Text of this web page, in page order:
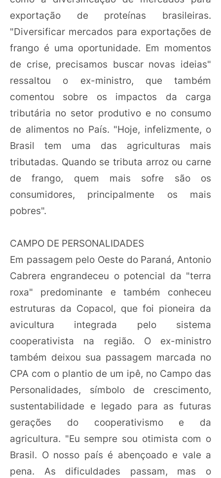
exportação de proteínas brasileiras.
"Diversificar mercados para exportações de
frango é uma oportunidade. Em momentos
de crise, precisamos buscar novas ideias"
ressaltou o ex-ministro, que também
comentou sobre os impactos da carga
tributária no setor produtivo e no consumo
de alimentos no País. "Hoje, infelizmente, o
Brasil tem uma das agriculturas mais
tributadas. Quando se tributa arroz ou carne
de frango, quem mais sofre são os
consumidores, principalmente os mais
pobres".
CAMPO DE PERSONALIDADES
Em passagem pelo Oeste do Paraná, Antonio
Cabrera engrandeceu o potencial da "terra
roxa" predominante e também conheceu
estruturas da Copacol, que foi pioneira da
avicultura integrada pelo sistema
cooperativista na região. O ex-ministro
também deixou sua passagem marcada no
CPA com o plantio de um ipê, no Campo das
Personalidades, símbolo de crescimento,
sustentabilidade e legado para as futuras
gerações do cooperativismo e da
agricultura. "Eu sempre sou otimista com o
Brasil. O nosso país é abençoado e vale a
pena. As dificuldades passam, mas o